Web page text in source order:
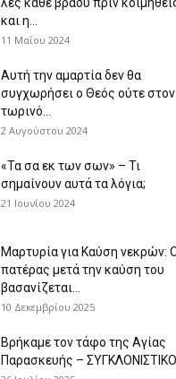
και η...
11 Μαΐου 2024
Αυτή την αμαρτία δεν θα
συγχωρήσει ο Θεός ούτε στον
τωρινό...
2 Αυγούστου 2024
«Τα σα εκ των σων» – Τι
σημαίνουν αυτά τα λόγια;
21 Ιουνίου 2024
Μαρτυρία για Καύση νεκρών:
πατέρας μετά την καύση του
βασανίζεται...
10 Δεκεμβρίου 2025
Βρήκαμε τον τάφο της Αγίας
Παρασκευής – ΣΥΓΚΛΟΝΙΣΤΙΚΟ